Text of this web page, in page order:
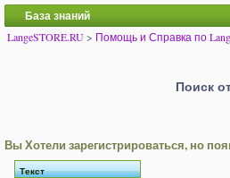
База знаний
LangeSTORE.RU> Помощь и Справка по
Поиск
Вы Хотели зарегистрироваться, но
Текст